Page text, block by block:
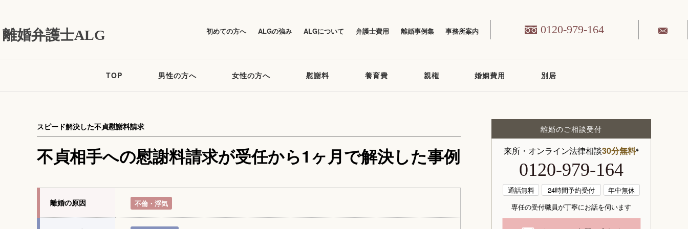
離婚弁護士ALG 初めての方へ ALGの強み ALGについて 弁護士費用 離婚事例集 事務所案内 0120-979-164
TOP 男性の方へ 女性の方へ 慰謝料 養育費 親権 婚姻費用 別居
不貞相手への慰謝料請求が受任から1ヶ月で解決した事例
スピード解決した不貞慰謝料請求
離婚の原因 不倫・浮気
離婚のご相談受付
来所・オンライン法律相談30分無料※
0120-979-164
通話無料 24時間予約受付
年中無休
専任の受付職員が丁寧にお話を伺います